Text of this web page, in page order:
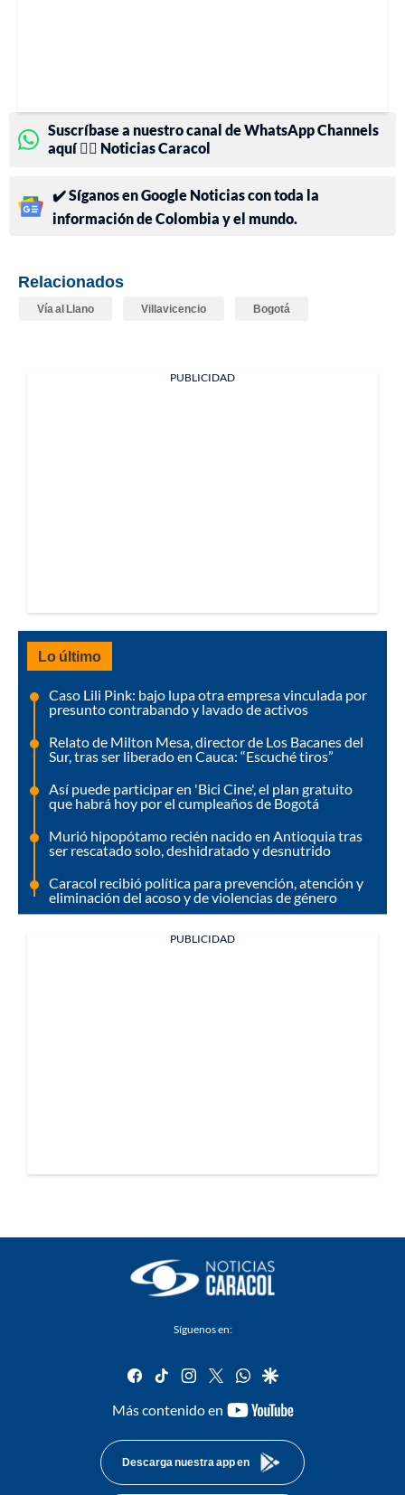
Suscríbase a nuestro canal de WhatsApp Channels
aquí 👉🏻 Noticias Caracol
✔️ Síganos en Google Noticias con toda la
información de Colombia y el mundo.
Relacionados
Vía al Llano Villavicencio Bogotá
PUBLICIDAD
Lo último
Caso Lili Pink: bajo lupa otra empresa vinculada por
presunto contrabando y lavado de activos
Relato de Milton Mesa, director de Los Bacanes del
Sur, tras ser liberado en Cauca: “Escuché tiros”
Así puede participar en 'Bici Cine', el plan gratuito
que habrá hoy por el cumpleaños de Bogotá
Murió hipopótamo recién nacido en Antioquia tras
ser rescatado solo, deshidratado y desnutrido
Caracol recibió política para prevención, atención y
eliminación del acoso y de violencias de género
PUBLICIDAD
Síguenos en:
facebook
tiktok instagram
twitterwhatsapp
google
Más contenido en
youtube-
Descarga nuestra app en